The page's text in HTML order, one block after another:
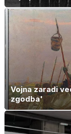
Vojna zaradi
zgodba'